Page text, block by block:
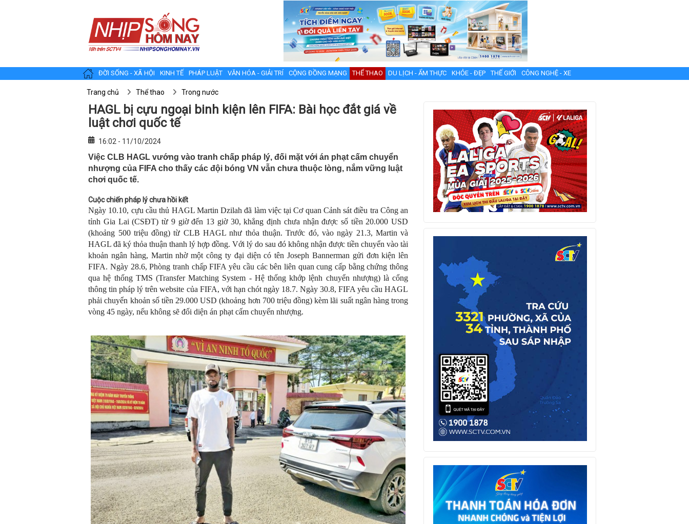
ĐỜI SỐNG - XÃ HỘI KINH TẾ PHÁP LUẬT VĂN HÓA - GIẢI TRÍ CỘNG ĐỒNG MẠNG THỂ THAO DU LỊCH - ẨM THỰC KHỎE - ĐẸP THẾ GIỚI CÔNG NGHỆ - XE
Trang chủ Thể thao Trong nước
HAGL bị cựu ngoại binh kiện lên FIFA: Bài học đắt giá về
luật chơi quốc tế
16:02 - 11/10/2024
Việc CLB HAGL vướng vào tranh chấp pháp lý, đối mặt với án phạt cấm chuyển
nhượng của FIFA cho thấy các đội bóng VN vẫn chưa thuộc lòng, nắm vững luật
chơi quốc tế.
Cuộc chiến pháp lý chưa hồi kết
Ngày 10.10, cựu cầu thủ HAGL Martin Dzilah đã làm việc tại Cơ quan Cảnh sát điều tra Công an
tỉnh Gia Lai (CSĐT) từ 9 giờ đến 13 giờ 30, khẳng định chưa nhận được số tiền 20.000 USD
(khoảng 500 triệu đồng) từ CLB HAGL như thỏa thuận. Trước đó, vào ngày 21.3, Martin và
HAGL đã ký thỏa thuận thanh lý hợp đồng. Với lý do sau đó không nhận được tiền chuyển vào tài
khoản ngân hàng, Martin nhờ một công ty đại diện có tên Joseph Bannerman gửi đơn kiện lên
FIFA. Ngày 28.6, Phòng tranh chấp FIFA yêu cầu các bên liên quan cung cấp bằng chứng thông
qua hệ thống TMS (Transfer Matching System - Hệ thống khớp lệnh chuyển nhượng) là cổng
thông tin pháp lý trên website của FIFA, với hạn chót ngày 18.7. Ngày 30.8, FIFA yêu cầu HAGL
phải chuyển khoản số tiền 29.000 USD (khoảng hơn 700 triệu đồng) kèm lãi suất ngân hàng trong
vòng 45 ngày, nếu không sẽ đối diện án phạt cấm chuyển nhượng.